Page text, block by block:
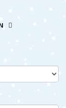
tener la braguita
y tener al